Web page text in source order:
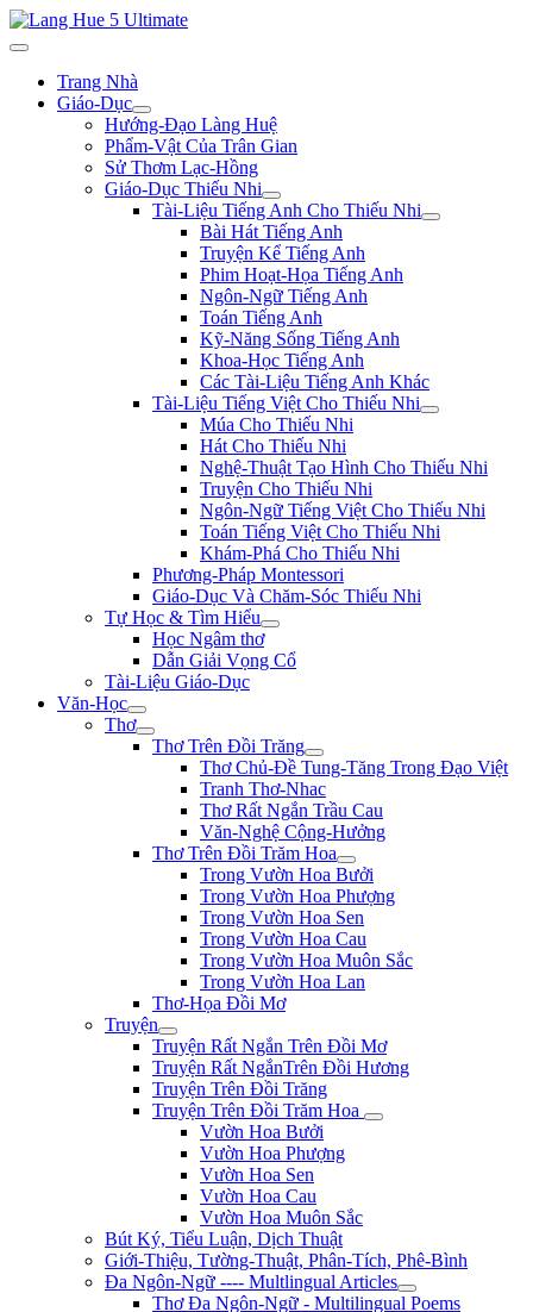
Trang Nhà
Giáo-Dục
Hướng-Đạo Làng Huệ
Phẩm-Vật Của Trân Gian
Sử Thơm Lạc-Hồng
Giáo-Dục Thiếu Nhi
Tài-Liệu Tiếng Anh Cho Thiếu Nhi
Bài Hát Tiếng Anh
Truyện Kể Tiếng Anh
Phim Hoạt-Họa Tiếng Anh
Ngôn-Ngữ Tiếng Anh
Toán Tiếng Anh
Kỹ-Năng Sống Tiếng Anh
Khoa-Học Tiếng Anh
Các Tài-Liệu Tiếng Anh Khác
Tài-Liệu Tiếng Việt Cho Thiếu Nhi
Múa Cho Thiếu Nhi
Hát Cho Thiếu Nhi
Nghệ-Thuật Tạo Hình Cho Thiếu Nhi
Truyện Cho Thiếu Nhi
Ngôn-Ngữ Tiếng Việt Cho Thiếu Nhi
Toán Tiếng Việt Cho Thiếu Nhi
Khám-Phá Cho Thiếu Nhi
Phương-Pháp Montessori
Giáo-Dục Và Chăm-Sóc Thiếu Nhi
Tự Học & Tìm Hiểu
Học Ngâm thơ
Dẫn Giải Vọng Cổ
Tài-Liệu Giáo-Dục
Văn-Học
Thơ
Thơ Trên Đồi Trăng
Thơ Chủ-Đề Tung-Tăng Trong Đạo Việt
Tranh Thơ-Nhac
Thơ Rất Ngắn Trầu Cau
Văn-Nghệ Cộng-Hưởng
Thơ Trên Đồi Trăm Hoa
Trong Vườn Hoa Bưởi
Trong Vườn Hoa Phượng
Trong Vườn Hoa Sen
Trong Vườn Hoa Cau
Trong Vườn Hoa Muôn Sắc
Trong Vườn Hoa Lan
Thơ-Họa Đồi Mơ
Truyện
Truyện Rất Ngắn Trên Đồi Mơ
Truyện Rất NgắnTrên Đồi Hương
Truyện Trên Đồi Trăng
Truyện Trên Đồi Trăm Hoa
Vườn Hoa Bưởi
Vườn Hoa Phượng
Vườn Hoa Sen
Vườn Hoa Cau
Vườn Hoa Muôn Sắc
Bút Ký, Tiểu Luận, Dịch Thuật
Giới-Thiệu, Tường-Thuật, Phân-Tích, Phê-Bình
Đa Ngôn-Ngữ ---- Multlingual Articles
Thơ Đa Ngôn-Ngữ - Multilingual Poems